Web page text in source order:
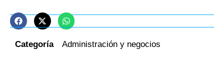
Categoría Administración y negocios